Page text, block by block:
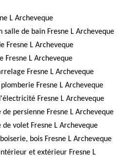
L Archeveque
salle de bain Fresne L Archeveque
Fresne L Archeveque
Fresne L Archeveque
Fresne L Archeveque
Fresne L Archeveque
Fresne L Archeveque
persienne Fresne L Archeveque
volet Fresne L Archeveque
bois Fresne L Archeveque
et extérieur Fresne L